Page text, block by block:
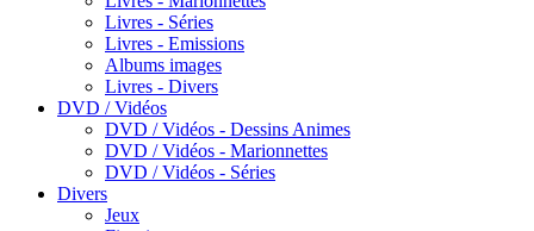
Livres - Séries
Livres - Emissions
Albums images
Livres - Divers
DVD / Vidéos
DVD / Vidéos - Dessins Animes
DVD / Vidéos - Marionnettes
DVD / Vidéos - Séries
Divers
Jeux